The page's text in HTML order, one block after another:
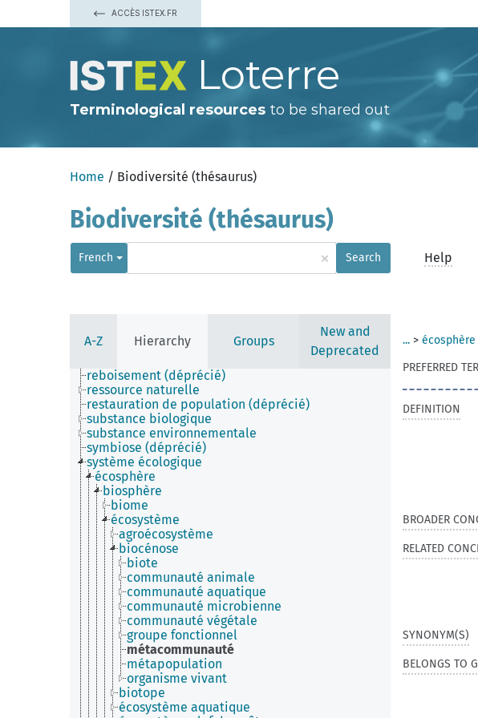
ACCÈS ISTEX.FR
Loterre
Terminological resources to be shared out
Home / Biodiversité (thésaurus)
Biodiversité (thésaurus)
French × Search Help
A-Z Hierarchy Groups
New and
Deprecated
broutage animal (déprécié)
droit de l'environnement
écologie
écologie appliquée
environnement
patrimoine culturel
processus écologique
processus naturel
reboisement (déprécié)
ressource naturelle
restauration de population (déprécié)
substance biologique
substance environnementale
symbiose (déprécié)
système écologique
écosphère
biosphère
biome
écosystème
agroécosystème
biocénose
biote
communauté animale
communauté aquatique
communauté microbienne
communauté végétale
groupe fonctionnel
métacommunauté
métapopulation
organisme vivant
biotope
écosystème aquatique
... > écosphère
PREFERRED
DEFINITION
BROADER
RELATED
SYNONYM(S)
BELONGS TO